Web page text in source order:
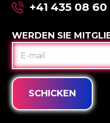
+41 435 08 60
WERDEN SIE
E-
MAIL
SCHICKEN